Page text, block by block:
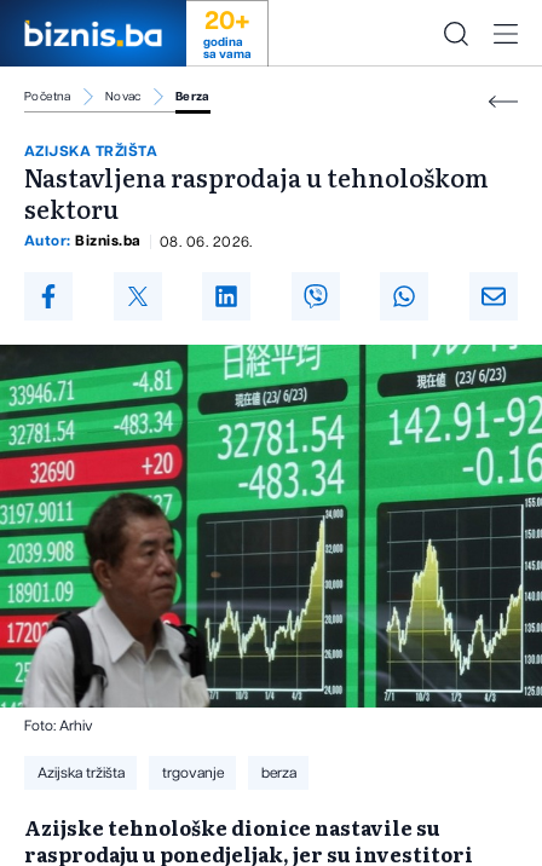
20+
godina
sa vama
Početna Novac Berza
AZIJSKA TRŽIŠTA
Nastavljena rasprodaja u tehnološkom
sektoru
Autor: Biznis.ba 08. 06. 2026.
Foto: Arhiv
Azijska tržišta trgovanje berza
Azijske tehnološke dionice nastavile su
rasprodaju u ponedjeljak, jer su investitori